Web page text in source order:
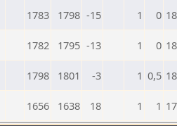
1783 1798 -15 1 0
1782 1795 -13 1 0
1798 1801 -3 1 0,5
1656 1638 18 1 1